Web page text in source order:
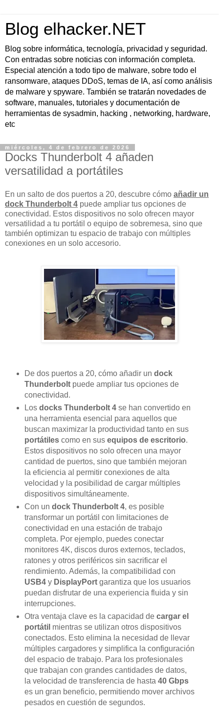
Blog elhacker.NET
Blog sobre informática, tecnología, privacidad y seguridad.
Con entradas sobre noticias con información completa.
Especial atención a todo tipo de malware, sobre todo el
ransomware, ataques DDoS, temas de IA, así como análisis
de malware y spyware. También se tratarán novedades de
software, manuales, tutoriales y documentación de
herramientas de sysadmin, hacking , networking, hardware,
etc
miércoles, 4 de febrero de 2026
Docks Thunderbolt 4 añaden
versatilidad a portátiles
En un salto de dos puertos a 20, descubre cómo añadir un
dock Thunderbolt 4 puede ampliar tus opciones de
conectividad. Estos dispositivos no solo ofrecen mayor
versatilidad a tu portátil o equipo de sobremesa, sino que
también optimizan tu espacio de trabajo con múltiples
conexiones en un solo accesorio.
De dos puertos a 20, cómo añadir un dock
Thunderboltpuede ampliar tus opciones de
conectividad.
Los docks Thunderbolt 4se han convertido en
una herramienta esencial para aquellos que
buscan maximizar la productividad tanto en sus
portátilescomo en sus equipos de escritorio.
Estos dispositivos no solo ofrecen una mayor
cantidad de puertos, sino que también mejoran
la eficiencia al permitir conexiones de alta
velocidad y la posibilidad de cargar múltiples
dispositivos simultáneamente.
Con un dock Thunderbolt 4, es posible
transformar un portátil con limitaciones de
conectividad en una estación de trabajo
completa. Por ejemplo, puedes conectar
monitores 4K, discos duros externos, teclados,
ratones y otros periféricos sin sacrificar el
rendimiento. Además, la compatibilidad con
USB4y DisplayPortgarantiza que los usuarios
puedan disfrutar de una experiencia fluida y sin
interrupciones.
Otra ventaja clave es la capacidad de cargar el
portátil mientras se utilizan otros dispositivos
conectados. Esto elimina la necesidad de llevar
múltiples cargadores y simplifica la configuración
del espacio de trabajo. Para los profesionales
que trabajan con grandes cantidades de datos,
la velocidad de transferencia de hasta 40 Gbps
es un gran beneficio, permitiendo mover archivos
pesados en cuestión de segundos.